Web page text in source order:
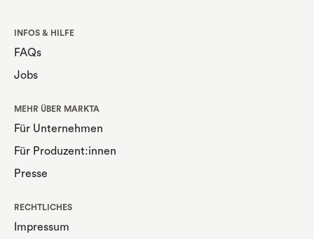
INFOS & HILFE
FAQs
Jobs
MEHR ÜBER MARKTA
Für Unternehmen
Für Produzent:innen
Presse
RECHTLICHES
Impressum